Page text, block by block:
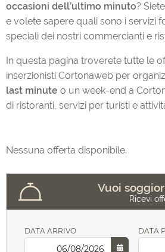
La tua
Tours &
occasioni dell’ultimo minuto?
e volete sapere quali sono i servizi
speciali dei nostri commercianti e
In questa pagina troverete tutte le
inserzionisti Cortonaweb per
last minute o un week-end a
di ristoranti, servizi per turisti e
Nessuna offerta disponibile.
Vuoi
Ricevi
DATA ARRIVO DATA